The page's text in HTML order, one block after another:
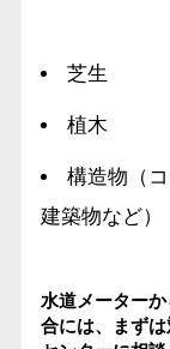
芝生
植木
構造物（
建築物など）
水道メーター
合には、まず